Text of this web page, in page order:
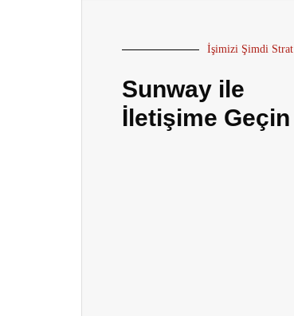
İşimizi Şimdi Strat
Sunway ile
İletişime Geçin